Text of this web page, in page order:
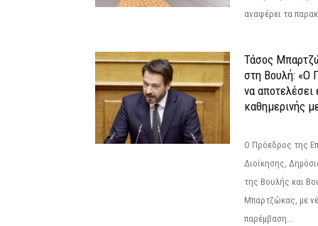
αναφέρει τα
Τάσος
στη Βουλή: «Ο
να αποτελέσει
καθημερινής
Ο Πρόεδρος της
Διοίκησης,
της Βουλής και
Μπαρτζώκας, με
παρέμβαση...